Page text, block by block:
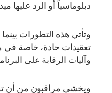
دبلوماسياً أو الرد عليها
وتأتي هذه التطورات
تعقيدات حادة، خاصة في
وآليات الرقابة على
ويخشى مراقبون من أن